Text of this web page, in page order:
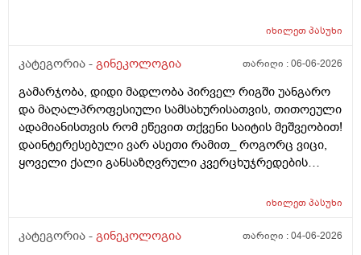
იხილეთპასუხი
კატეგორია - გინეკოლოგია თარიღი :06-06-2026
გამარჯობა, დიდი მადლობა პირველ რიგში უანგარო
და მაღალპროფესიული სამსახურისათვის, თითოეული
ადამიანისთვის რომ ეწევით თქვენი საიტის მეშვეობით!
დაინტერესებული ვარ ასეთი რამით_ როგორც ვიცი,
ყოველი ქალი განსაზღვრული კვერცხუჯრედების
თითოელისთვის, ეს რიცხვი ინდივიდუალურია? რაზეა
(ჩვილობიდან) რომელ პროცესებზე? ქალის
იხილეთპასუხი
კატეგორია - გინეკოლოგია თარიღი :04-06-2026